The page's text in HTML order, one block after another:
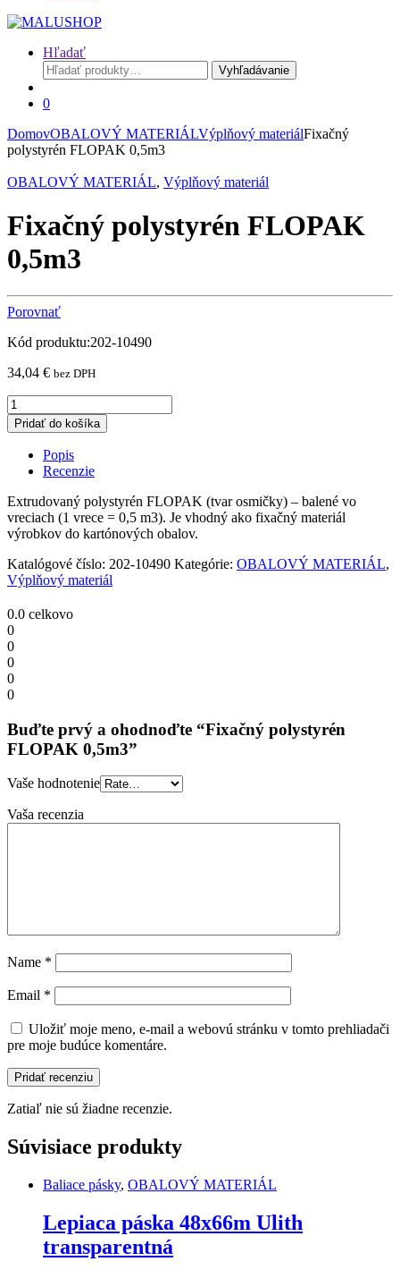
Hľadať
Hľadať:
Vyhľadávanie
0
DomovOBALOVÝ MATERIÁLVýplňový materiálFixačný
polystyrén FLOPAK 0,5m3
OBALOVÝ MATERIÁL, Výplňový materiál
Fixačný polystyrén FLOPAK
0,5m3
Porovnať
Kód produktu:202-10490
34,04 € bez DPH
Fixačný
polystyrén
FLOPAK
0,5m3
quantity
Pridať do košíka
Popis
Recenzie
Extrudovaný polystyrén FLOPAK (tvar osmičky) – balené vo
vreciach (1 vrece = 0,5 m3). Je vhodný ako fixačný materiál
výrobkov do kartónových obalov.
Katalógové číslo: 202-10490 Kategórie: OBALOVÝ MATERIÁL,
Výplňový materiál
0.0 celkovo
0
0
0
0
0
Buďte prvý a ohodnoďte “Fixačný polystyrén
FLOPAK 0,5m3”
Vaše hodnotenie
Vaša recenzia
Name *
Email *
Uložiť moje meno, e-mail a webovú stránku v tomto prehliadači
pre moje budúce komentáre.
Zatiaľ nie sú žiadne recenzie.
Súvisiace produkty
Baliace pásky, OBALOVÝ MATERIÁL
Lepiaca páska 48x66m Ulith
transparentná